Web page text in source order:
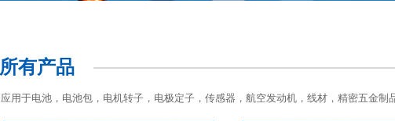
所有产品
应用于电池，电池包，电机转子，电极定子，传感器，航空发动机，线材，精密五金制